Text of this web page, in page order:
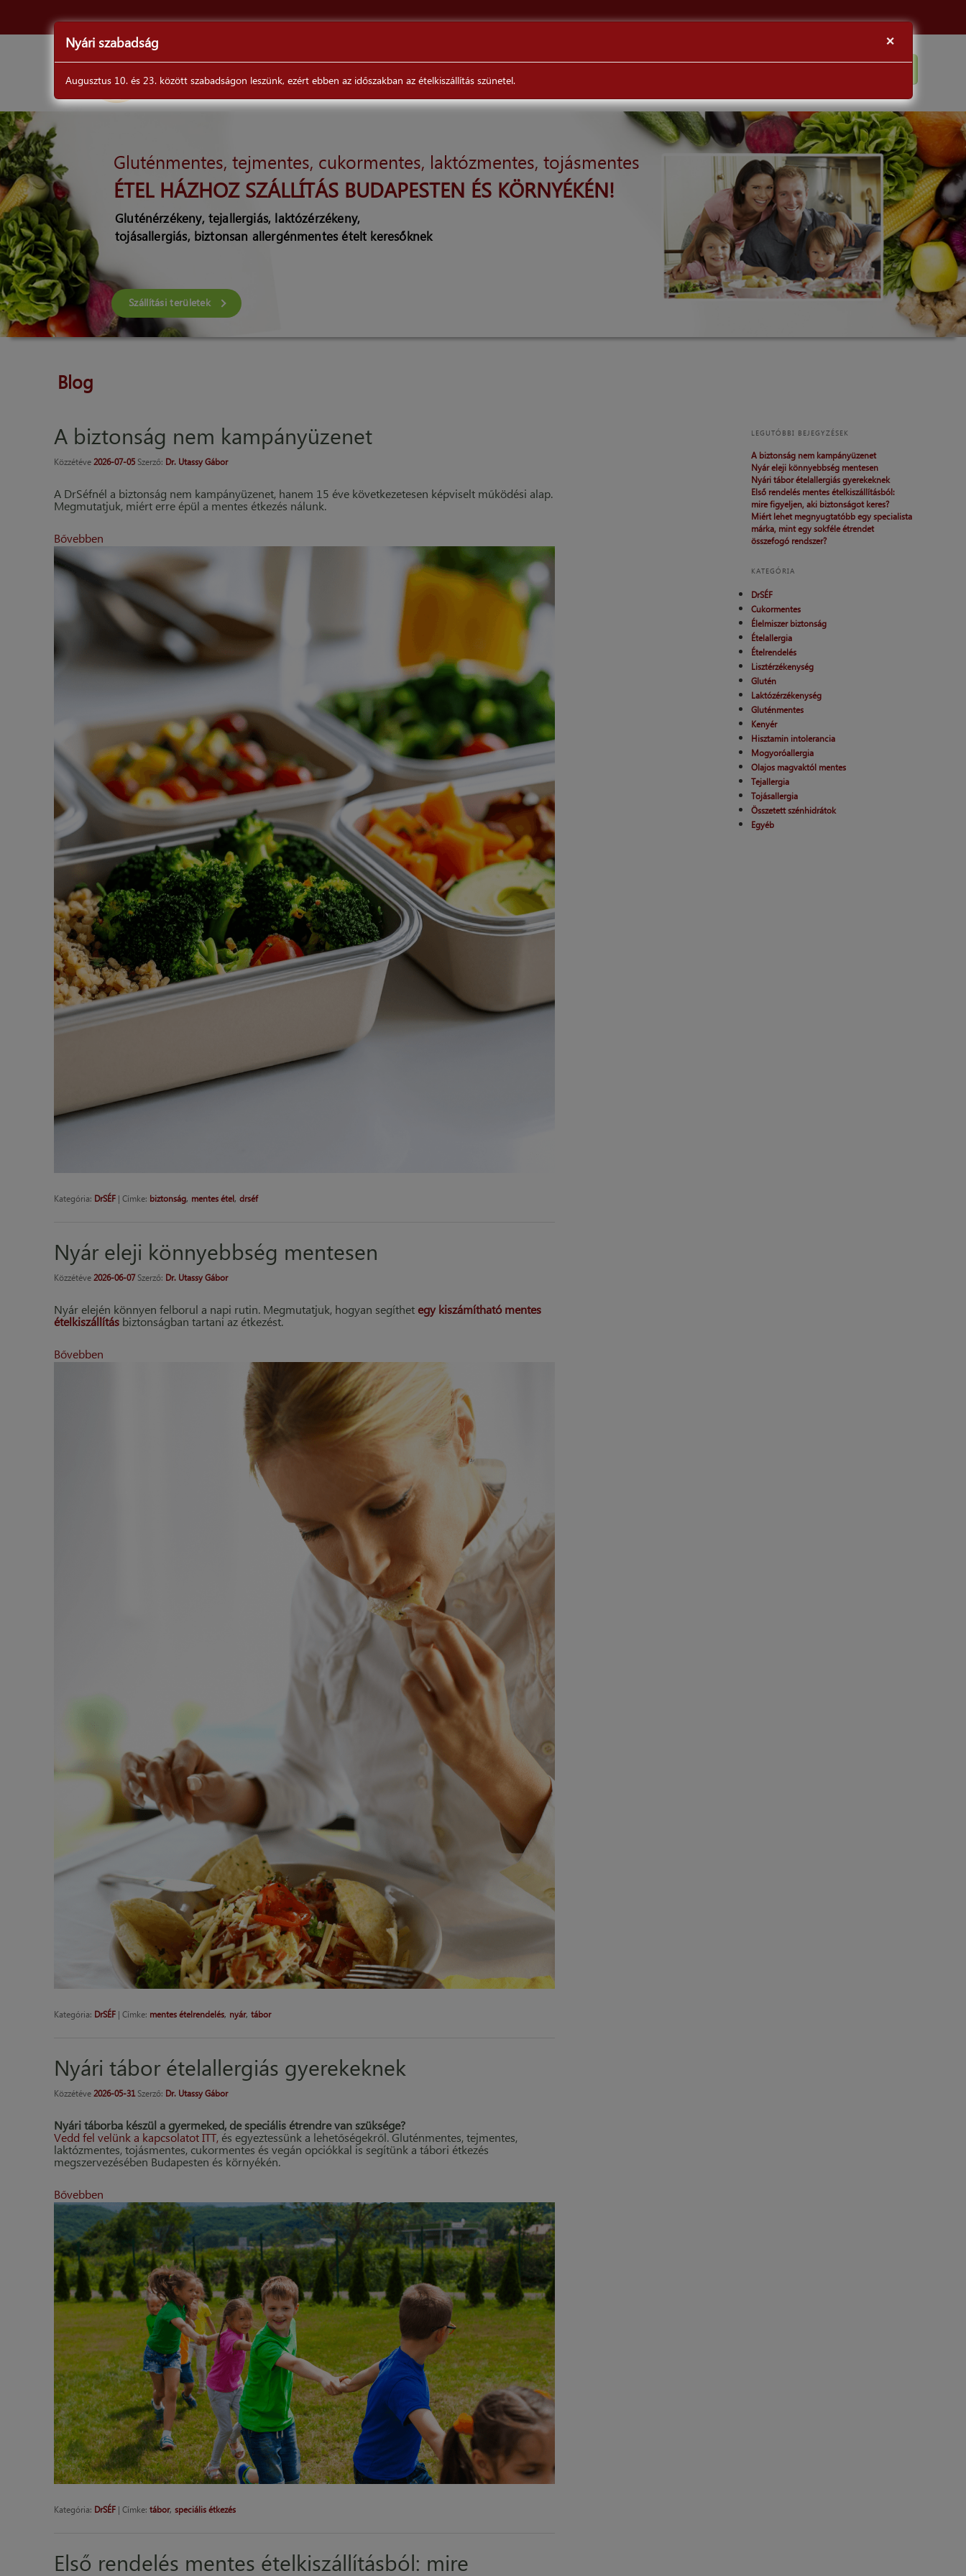
DrSéf
Gluténmentes, tejmentes, cukormentes, laktózmentes, tojásmentes
ÉTEL HÁZHOZ SZÁLLÍTÁS BUDAPESTEN ÉS KÖRNYÉKÉN!
Gluténérzékeny, tejallergiás, laktózérzékeny,
tojásallergiás, biztonsan allergénmentes ételt keresőknek
Szállítási területek
Blog
A biztonság nem kampányüzenet
Közzétéve 2026-07-05Szerző: Dr. Utassy Gábor
A DrSéfnél a biztonság nem kampányüzenet, hanem 15 éve következetesen képviselt működési alap.
Megmutatjuk, miért erre épül a mentes étkezés nálunk.
Bővebben
Kategória: DrSÉF| Címke: biztonság, mentes étel, drséf
Nyár eleji könnyebbség mentesen
Közzétéve 2026-06-07Szerző: Dr. Utassy Gábor
Nyár elején könnyen felborul a napi rutin. Megmutatjuk, hogyan segíthetegy kiszámítható mentes
ételkiszállításbiztonságban tartani az étkezést.
Bővebben
Kategória: DrSÉF| Címke: mentes ételrendelés, nyár, tábor
Nyári tábor ételallergiás gyerekeknek
Közzétéve 2026-05-31Szerző: Dr. Utassy Gábor
Nyári táborba készül a gyermeked, de speciális étrendre van szüksége?
Vedd fel velünk a kapcsolatot ITT,és egyeztessünk a lehetőségekről. Gluténmentes, tejmentes,
laktózmentes, tojásmentes, cukormentes és vegán opciókkal is segítünk a tábori étkezés
megszervezésében Budapesten és környékén.
Bővebben
Kategória: DrSÉF| Címke: tábor, speciális étkezés
Első rendelés mentes ételkiszállításból: mire
LEGUTÓBBI BEJEGYZÉSEK
A biztonság nem kampányüzenet
Nyár eleji könnyebbség mentesen
Nyári tábor ételallergiás gyerekeknek
Első rendelés mentes ételkiszállításból:
mire figyeljen, aki biztonságot keres?
Miért lehet megnyugtatóbb egy specialista
márka, mint egy sokféle étrendet
összefogó rendszer?
KATEGÓRIA
DrSÉF
Cukormentes
Élelmiszer biztonság
Ételallergia
Ételrendelés
Lisztérzékenység
Glutén
Laktózérzékenység
Gluténmentes
Kenyér
Hisztamin intolerancia
Mogyoróallergia
Olajos magvaktól mentes
Tejallergia
Tojásallergia
Összetett szénhidrátok
Egyéb
×
Nyári szabadság
Augusztus 10. és 23. között szabadságon leszünk, ezért ebben az időszakban az ételkiszállítás szünetel.